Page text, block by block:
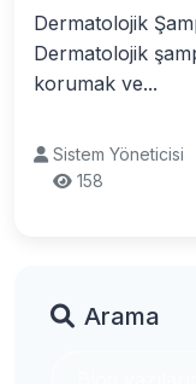
Dermatolojik
Dermatolojik
korumak ve...
Sistem Yöneticisi
158
Arama